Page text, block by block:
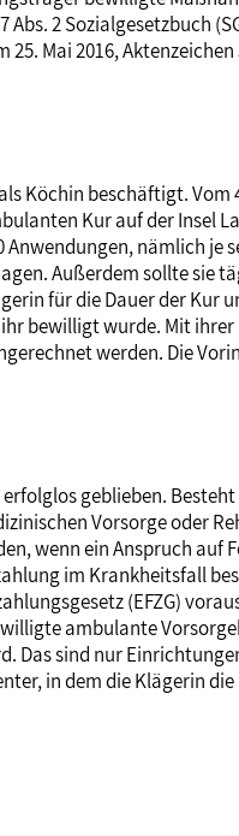
2 Sozialgesetzbuch
Mai 2016, Aktenzeichen
Köchin beschäftigt. Vom
Kur auf der Insel
nämlich je
Außerdem sollte sie
für die Dauer der Kur
bewilligt wurde. Mit
werden. Die
geblieben.
Vorsorge oder
wenn ein Anspruch auf
im Krankheitsfall
(EFZG)
ambulante
sind nur
in dem die Klägerin